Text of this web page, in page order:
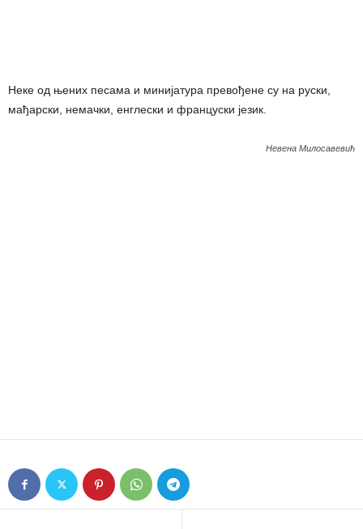
Неке од њених песама и минијатура превођене су на руски,
мађарски, немачки, енглески и француски језик.
Невена Милосавевић